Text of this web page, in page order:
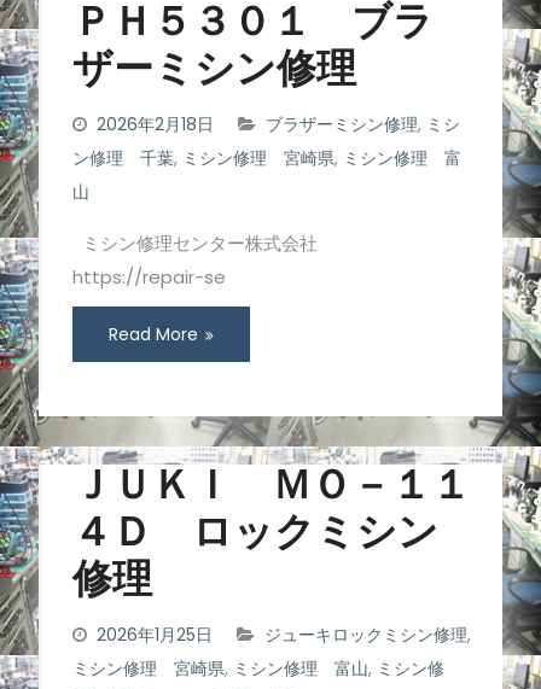
ＰＨ５３０１ ブラ
ザーミシン修理
2026年2月18日 ブラザーミシン修理, ミシ
ン修理 千葉, ミシン修理 宮崎県, ミシン修理 富
山
ミシン修理センター株式会社
https://repair-se
Read More
ＪＵＫＩ ＭＯ－１１
４Ｄ ロックミシン
修理
2026年1月25日 ジューキロックミシン修理,
ミシン修理 宮崎県, ミシン修理 富山, ミシン修